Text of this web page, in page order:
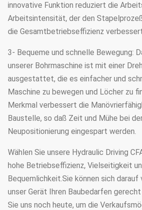
innovative Funktion reduziert die
Arbeitsintensität, der den
die Gesamtbetriebseffizienz
3- Bequeme und schnelle Bewegung:
unserer Bohrmaschine ist mit einer
ausgestattet, die es einfacher und
Maschine zu bewegen und Löcher zu
Merkmal verbessert die
Baustelle, so daß Zeit und Mühe bei
Neupositionierung eingespart werden.
Wählen Sie unsere Hydraulic Driving
hohe Betriebseffizienz, Vielseitigkeit
Bequemlichkeit.Sie können sich darauf
unser Gerät Ihren Baubedarfen
Sie uns noch heute, um die